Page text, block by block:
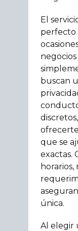
El
perfecto
buscan
que se
exactas.
única.
Al elegir